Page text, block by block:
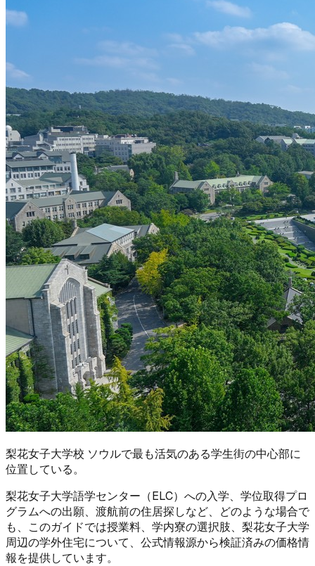
梨花女子大学校 ソウルで最も活気のある学生街の中心部に
位置している。
梨花女子大学語学センター（ELC）への入学、学位取得プロ
グラムへの出願、渡航前の住居探しなど、どのような場合で
も、このガイドでは授業料、学内寮の選択肢、梨花女子大学
周辺の学外住宅について、公式情報源から検証済みの価格情
報を提供しています。